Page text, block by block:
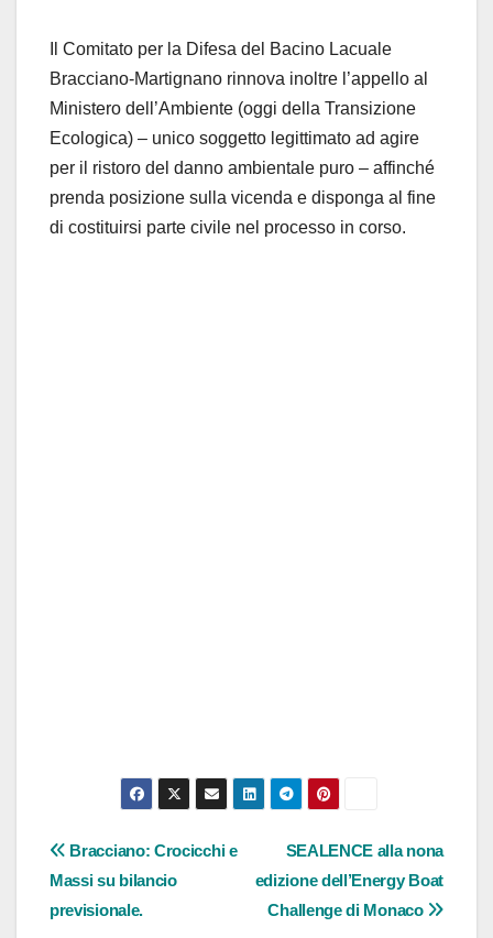
Il Comitato per la Difesa del Bacino Lacuale
Bracciano-Martignano rinnova inoltre l’appello al
Ministero dell’Ambiente (oggi della Transizione
Ecologica) – unico soggetto legittimato ad agire
per il ristoro del danno ambientale puro – affinché
prenda posizione sulla vicenda e disponga al fine
di costituirsi parte civile nel processo in corso.
Navigazione
articoli
SEALENCE alla nona
edizione dell’Energy Boat
Challenge di Monaco
Bracciano: Crocicchi e
Massi su bilancio
previsionale.